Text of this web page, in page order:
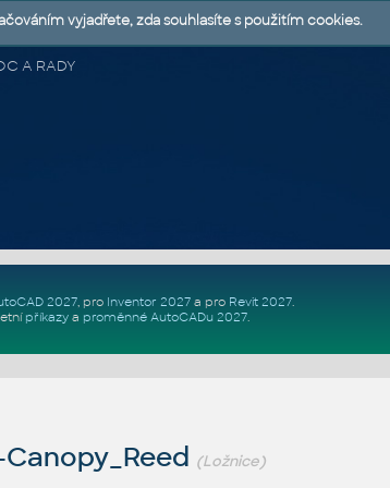
A RADY
2027, pro Inventor 2027a pro Revit 2027.
příkazya proměnné AutoCADu 2027.
(Ložnice)
vyjadřete, zda souhlasíte s použitím cookies.